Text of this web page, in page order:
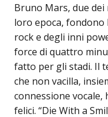
Bruno Mars, due
loro epoca, fondono
rock e degli inni
force di quattro
fatto per gli stadi. Il
che non vacilla,
connessione
felici. “Die With a